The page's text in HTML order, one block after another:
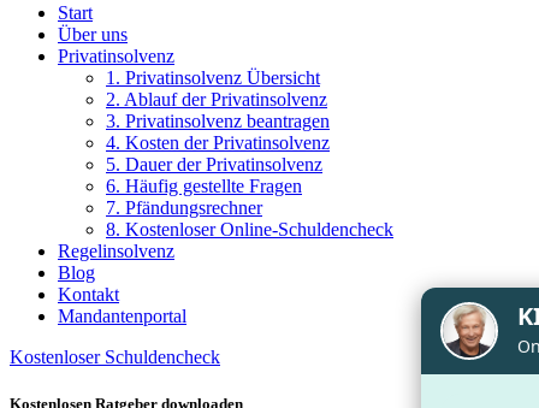
Start
Über uns
Privatinsolvenz
1. Privatinsolvenz Übersicht
2. Ablauf der Privatinsolvenz
3. Privatinsolvenz beantragen
4. Kosten der Privatinsolvenz
5. Dauer der Privatinsolvenz
6. Häufig gestellte Fragen
7. Pfändungsrechner
8. Kostenloser Online-Schuldencheck
Regelinsolvenz
Blog
Kontakt
Mandantenportal
Kostenloser Schuldencheck
Kostenlosen Ratgeber downloaden